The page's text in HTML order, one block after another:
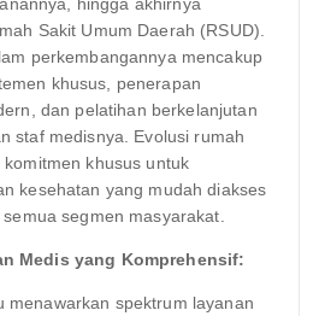
Sakit Umum Daerah (RSUD).
perkembangannya mencakup
khusus, penerapan
dan pelatihan berkelanjutan
staf medisnya. Evolusi rumah
khusus untuk
kesehatan yang mudah diakses
segmen masyarakat.
Medis yang Komprehensif:
menawarkan spektrum layanan